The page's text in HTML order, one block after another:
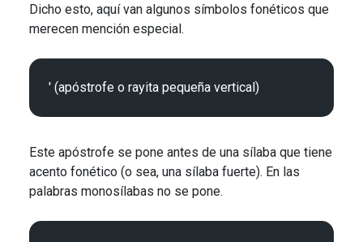
Dicho esto, aquí van algunos símbolos fonéticos que
merecen mención especial.
Este apóstrofe se pone antes de una sílaba que tiene
acento fonético (o sea, una sílaba fuerte). En las
palabras monosílabas no se pone.